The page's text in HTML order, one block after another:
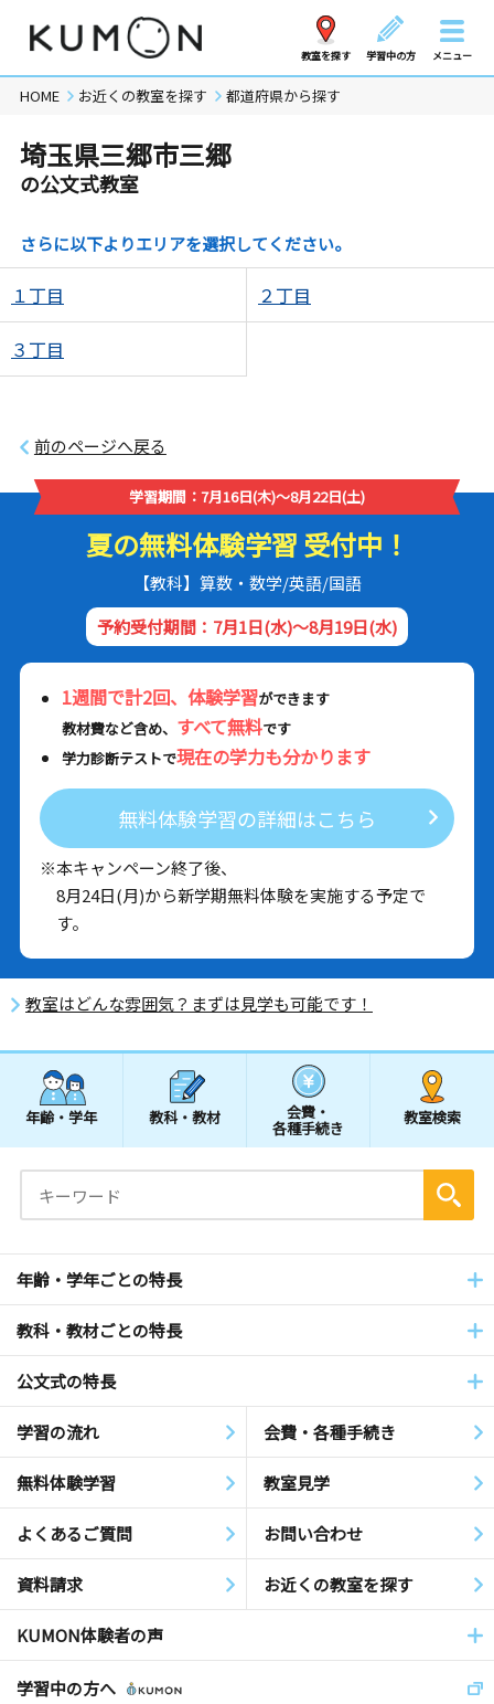
教室を探す 学習中の方 メニュー
HOME お近くの教室を探す 都道府県から探す
埼玉県三郷市三郷
の公文式教室
さらに以下よりエリアを選択してください。
１丁目 ２丁目
３丁目
前のページへ戻る
学習期間：7月16日(木)～8月22日(土)
夏の無料体験学習 受付中！
【教科】算数・数学/英語/国語
予約受付期間：7月1日(水)～8月19日(水)
1週間で計2回、体験学習ができます
教材費など含め、 すべて無料です
学力診断テストで現在の学力も分かります
無料体験学習の詳細はこちら
※本キャンペーン終了後、
8月24日(月)から新学期無料体験を実施する予定で
す。
教室はどんな雰囲気？まずは見学も可能です！
年齢・学年 教科・教材 会費・
各種手続き
教室検索
年齢・学年ごとの特長
教科・教材ごとの特長
公文式の特長
学習の流れ 会費・各種手続き
無料体験学習 教室見学
よくあるご質問 お問い合わせ
資料請求 お近くの教室を探す
KUMON体験者の声
学習中の方へ